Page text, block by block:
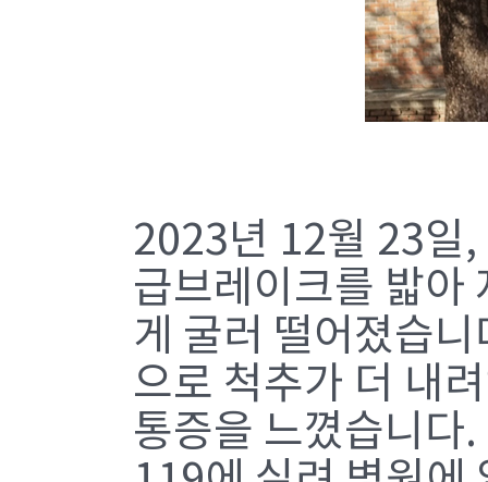
2023년 12월 23일,
급브레이크를 밟아
게 굴러 떨어졌습
으로 척추가 더 내
통증을 느꼈습니다.